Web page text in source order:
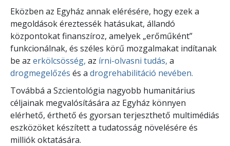
Eközben az Egyház annak elérésére, hogy ezek a
megoldások éreztessék hatásukat, állandó
központokat finanszíroz, amelyek „erőműként”
funkcionálnak, és széles körű mozgalmakat indítanak
be az erkölcsösség, az írni-olvasni tudás, a
drogmegelőzés és a drogrehabilitáció nevében.
Továbbá a Szcientológia nagyobb humanitárius
céljainak megvalósítására az Egyház könnyen
elérhető, érthető és gyorsan terjeszthető multimédiás
eszközöket készített a tudatosság növelésére és
milliók oktatására.